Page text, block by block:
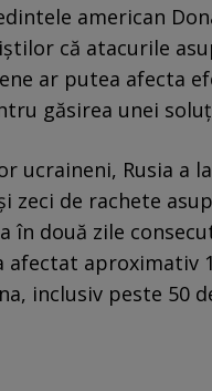
american
că atacurile
ar putea afecta
găsirea unei
ucraineni, Rusia a
zeci de rachete
în două zile
afectat aproximativ
inclusiv peste 50